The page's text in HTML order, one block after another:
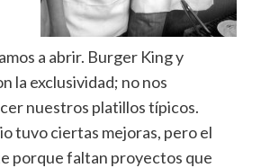
a abrir. Burger King y
la exclusividad; no nos
nuestros platillos típicos.
tuvo ciertas mejoras, pero el
porque faltan proyectos que